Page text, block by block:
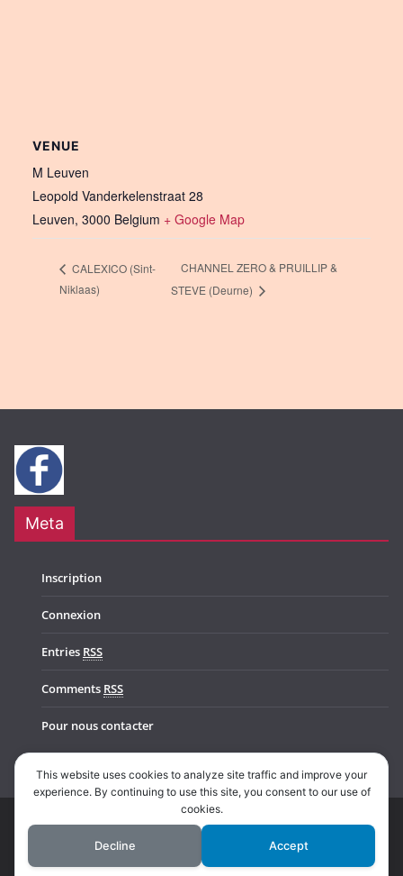
VENUE
M Leuven
Leopold Vanderkelenstraat 28
Leuven, 3000 Belgium + Google Map
CALEXICO (Sint-
Niklaas)
CHANNEL ZERO & PRUILLIP &
STEVE (Deurne)
Meta
Inscription
Connexion
Entries RSS
Comments RSS
Pour nous contacter
Copyright © 2026Music In Belgium. All rights reserved.
ColorMag Pro by ThemeGrill. Powered by
This website uses cookies to analyze site traffic and improve your
experience. By continuing to use this site, you consent to our use of
cookies.
Decline Accept